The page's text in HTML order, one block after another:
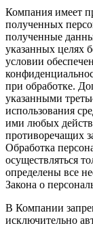
Компания имеет
полученных
полученные
указанных целях
условии
при обработке.
указанными
использования
ими любых
противоречащих
Обработка
осуществляться
определены все
Закона о
В Компании
исключительно